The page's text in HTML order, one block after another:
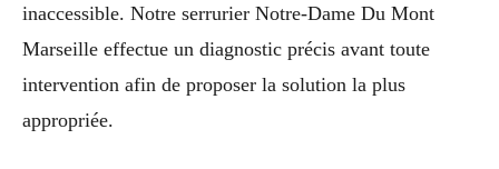
inaccessible. Notre serrurier Notre-Dame Du Mont
Marseille effectue un diagnostic précis avant toute
intervention afin de proposer la solution la plus
appropriée.